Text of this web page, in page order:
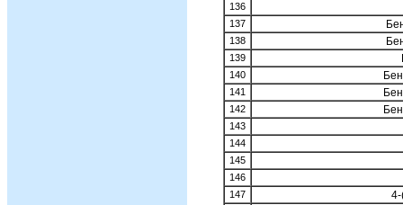
136
137
138
139
140
141
142
143
144
145
146
147